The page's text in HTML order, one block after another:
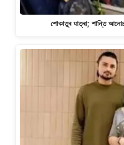
শোকাতুৰ যাত্ৰা; শান্তি